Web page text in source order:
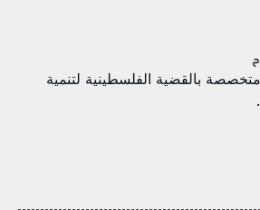
بالقضية الفلسطينية لتنمية